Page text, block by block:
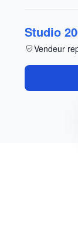
Studio
Vendeur